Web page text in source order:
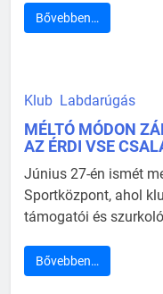
Bővebben…
Klub Labdarúgás
MÉLTÓ MÓDON
AZ ÉRDI VSE
Június 27-én ismét
Sportközpont, ahol
támogatói és
Bővebben…